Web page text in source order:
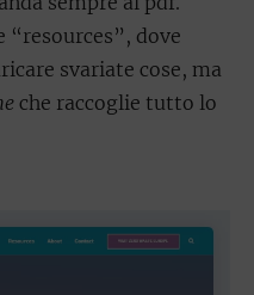
“resources”, dove
svariate cose, ma
che raccoglie tutto lo